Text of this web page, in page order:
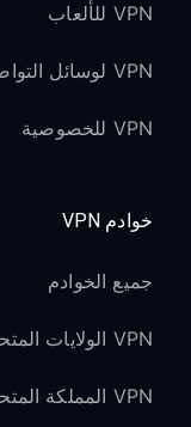
VPN للألعاب
VPN لوسائل التواصل الاجتماعي
VPN للخصوصية
خوادم VPN
جميع الخوادم
VPN الولايات المتحدة
VPN المملكة المتحدة